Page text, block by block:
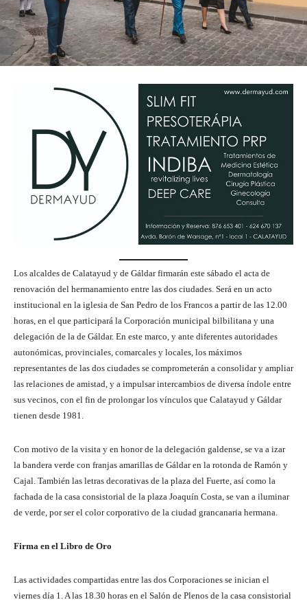
Los alcaldes de Calatayud y de Gáldar firmarán este sábado el acta de
renovación del hermanamiento entre las dos ciudades. Será en un acto
institucional en la iglesia de San Pedro de los Francos a partir de las 12.00
horas, en el que participará la Corporación municipal bilbilitana y una
delegación de la de Gáldar. En este marco, y ante diferentes autoridades
autonómicas, provinciales, comarcales y locales, los máximos
representantes de las dos ciudades se comprometerán a consolidar y ampliar
las relaciones de amistad, y a impulsar intercambios de diversa índole entre
sus vecinos, con el fin de prolongar los vínculos que Calatayud y Gáldar
tienen desde 1981.
Con motivo de la visita y en honor de la delegación galdense, se va a izar
la bandera verde con franjas amarillas de Gáldar en la rotonda de Ramón y
Cajal. También las letras decorativas de la plaza del Fuerte, así como la
fachada de la casa consistorial de la plaza Joaquín Costa, se van a iluminar
de verde, por ser el color corporativo de la ciudad grancanaria hermana.
Firma en el Libro de Oro
Las actividades compartidas entre las dos Corporaciones se inician el
viernes día 1. A las 18.30 horas en el Salón de Plenos de la casa consistorial